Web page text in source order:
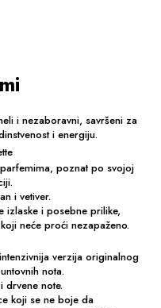
i nezaboravni, savršeni za
i energiju.
poznat po svojoj
i vetiver.
izlaske i posebne prilike,
neće proći nezapaženo.
verzija originalnog
nota.
drvene note.
koji se ne boje da